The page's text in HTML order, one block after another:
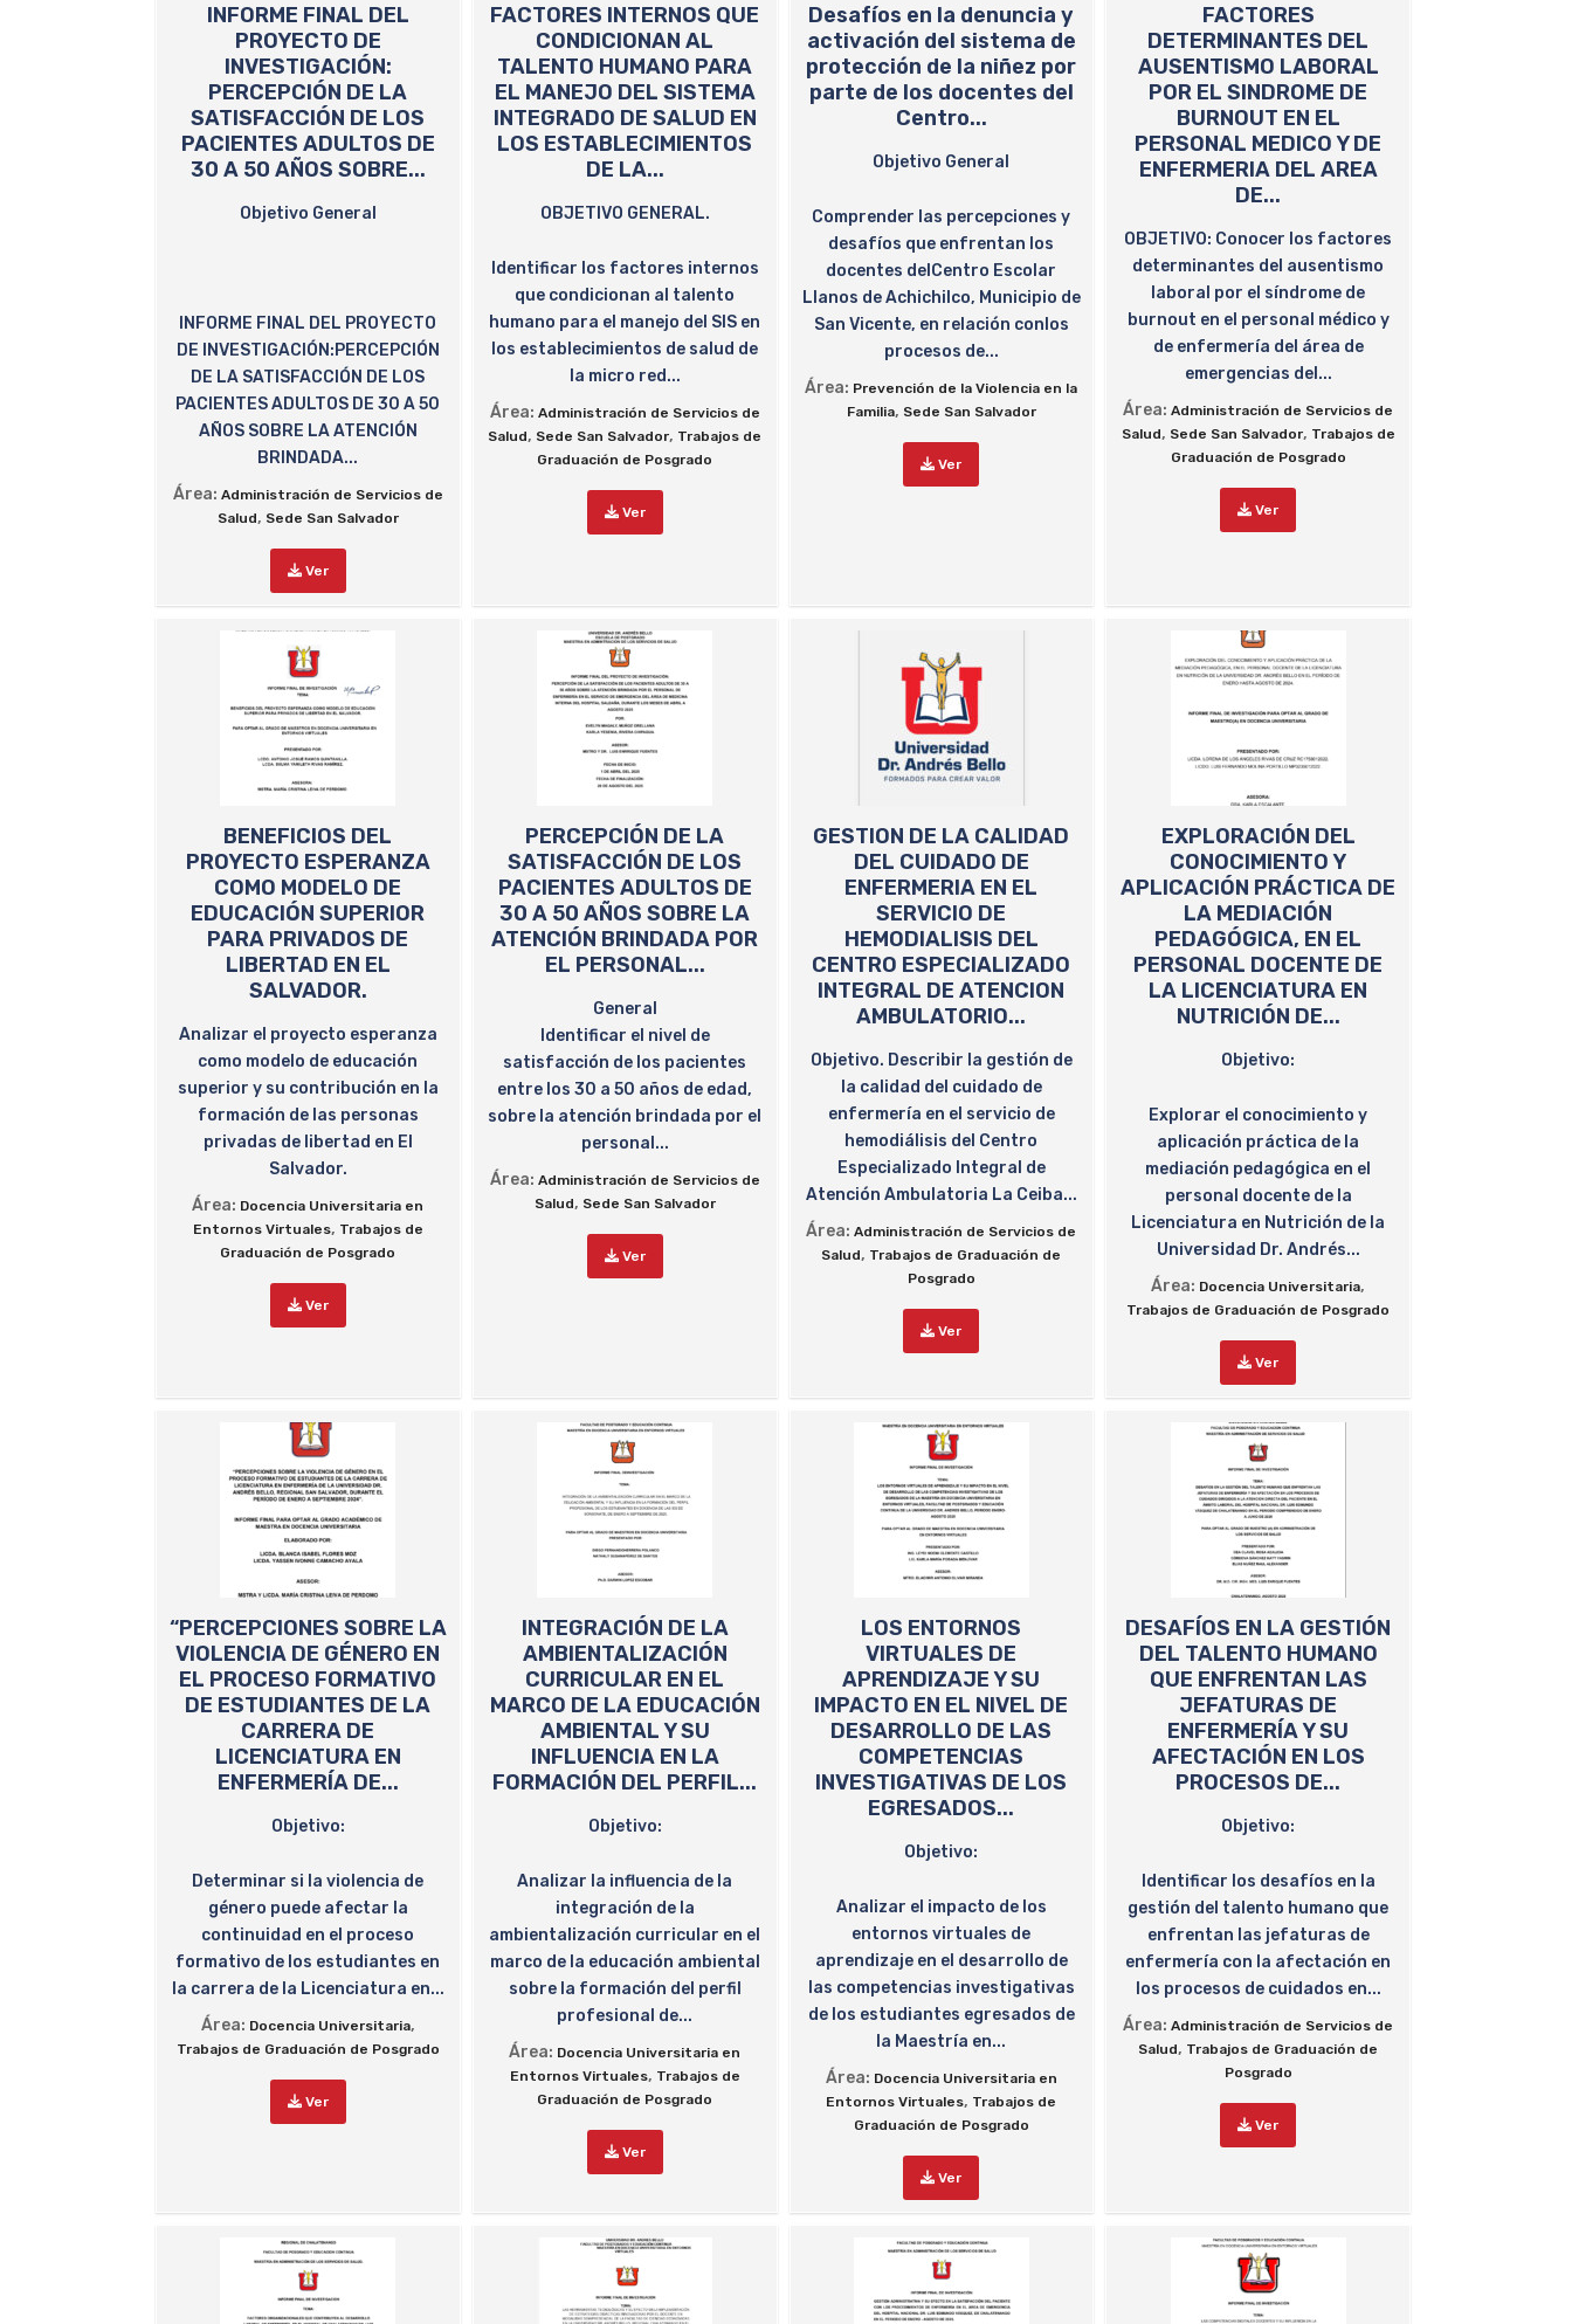
INFORME FINAL DEL
PROYECTO DE
INVESTIGACIÓN:
PERCEPCIÓN DE LA
SATISFACCIÓN DE LOS
PACIENTES ADULTOS DE
30 A 50 AÑOS SOBRE...
Objetivo General
INFORME FINAL DEL PROYECTO
DE INVESTIGACIÓN:PERCEPCIÓN
DE LA SATISFACCIÓN DE LOS
PACIENTES ADULTOS DE 30 A 50
AÑOS SOBRE LA ATENCIÓN
BRINDADA...
Área: Administración de Servicios de
Salud, Sede San Salvador
Ver
FACTORES INTERNOS QUE
CONDICIONAN AL
TALENTO HUMANO PARA
EL MANEJO DEL SISTEMA
INTEGRADO DE SALUD EN
LOS ESTABLECIMIENTOS
DE LA...
OBJETIVO GENERAL.
Identificar los factores internos
que condicionan al talento
humano para el manejo del SIS en
los establecimientos de salud de
la micro red...
Área: Administración de Servicios de
Salud, Sede San Salvador, Trabajos de
Graduación de Posgrado
Ver
Desafíos en la denuncia y
activación del sistema de
protección de la niñez por
parte de los docentes del
Centro...
Objetivo General
Comprender las percepciones y
desafíos que enfrentan los
docentes delCentro Escolar
Llanos de Achichilco, Municipio de
San Vicente, en relación conlos
procesos de...
Área: Prevención de la Violencia en la
Familia, Sede San Salvador
Ver
FACTORES
DETERMINANTES DEL
AUSENTISMO LABORAL
POR EL SINDROME DE
BURNOUT EN EL
PERSONAL MEDICO Y DE
ENFERMERIA DEL AREA
DE...
OBJETIVO: Conocer los factores
determinantes del ausentismo
laboral por el síndrome de
burnout en el personal médico y
de enfermería del área de
emergencias del...
Área:Administración de Servicios de
Salud, Sede San Salvador, Trabajos de
Graduación de Posgrado
Ver
BENEFICIOS DEL
PROYECTO ESPERANZA
COMO MODELO DE
EDUCACIÓN SUPERIOR
PARA PRIVADOS DE
LIBERTAD EN EL
SALVADOR.
Analizar el proyecto esperanza
como modelo de educación
superior y su contribución en la
formación de las personas
privadas de libertad en El
Salvador.
Área: Docencia Universitaria en
Entornos Virtuales, Trabajos de
Graduación de Posgrado
Ver
PERCEPCIÓN DE LA
SATISFACCIÓN DE LOS
PACIENTES ADULTOS DE
30 A 50 AÑOS SOBRE LA
ATENCIÓN BRINDADA POR
EL PERSONAL...
General
Identificar el nivel de
satisfacción de los pacientes
entre los 30 a 50 años de edad,
sobre la atención brindada por el
personal...
Área: Administración de Servicios de
Salud, Sede San Salvador
Ver
GESTION DE LA CALIDAD
DEL CUIDADO DE
ENFERMERIA EN EL
SERVICIO DE
HEMODIALISIS DEL
CENTRO ESPECIALIZADO
INTEGRAL DE ATENCION
AMBULATORIO...
Objetivo. Describir la gestión de
la calidad del cuidado de
enfermería en el servicio de
hemodiálisis del Centro
Especializado Integral de
Atención Ambulatoria La Ceiba...
Área:Administración de Servicios de
Salud, Trabajos de Graduación de
Posgrado
Ver
EXPLORACIÓN DEL
CONOCIMIENTO Y
APLICACIÓN PRÁCTICA DE
LA MEDIACIÓN
PEDAGÓGICA, EN EL
PERSONAL DOCENTE DE
LA LICENCIATURA EN
NUTRICIÓN DE...
Objetivo:
Explorar el conocimiento y
aplicación práctica de la
mediación pedagógica en el
personal docente de la
Licenciatura en Nutrición de la
Universidad Dr. Andrés...
Área: Docencia Universitaria,
Trabajos de Graduación de Posgrado
Ver
“PERCEPCIONES SOBRE LA
VIOLENCIA DE GÉNERO EN
EL PROCESO FORMATIVO
DE ESTUDIANTES DE LA
CARRERA DE
LICENCIATURA EN
ENFERMERÍA DE...
Objetivo:
Determinar si la violencia de
género puede afectar la
continuidad en el proceso
formativo de los estudiantes en
la carrera de la Licenciatura en...
Área: Docencia Universitaria,
Trabajos de Graduación de Posgrado
Ver
INTEGRACIÓN DE LA
AMBIENTALIZACIÓN
CURRICULAR EN EL
MARCO DE LA EDUCACIÓN
AMBIENTAL Y SU
INFLUENCIA EN LA
FORMACIÓN DEL PERFIL...
Objetivo:
Analizar la influencia de la
integración de la
ambientalización curricular en el
marco de la educación ambiental
sobre la formación del perfil
profesional de...
Área: Docencia Universitaria en
Entornos Virtuales, Trabajos de
Graduación de Posgrado
Ver
LOS ENTORNOS
VIRTUALES DE
APRENDIZAJE Y SU
IMPACTO EN EL NIVEL DE
DESARROLLO DE LAS
COMPETENCIAS
INVESTIGATIVAS DE LOS
EGRESADOS...
Objetivo:
Analizar el impacto de los
entornos virtuales de
aprendizaje en el desarrollo de
las competencias investigativas
de los estudiantes egresados de
la Maestría en...
Área: Docencia Universitaria en
Entornos Virtuales, Trabajos de
Graduación de Posgrado
Ver
DESAFÍOS EN LA GESTIÓN
DEL TALENTO HUMANO
QUE ENFRENTAN LAS
JEFATURAS DE
ENFERMERÍA Y SU
AFECTACIÓN EN LOS
PROCESOS DE...
Objetivo:
Identificar los desafíos en la
gestión del talento humano que
enfrentan las jefaturas de
enfermería con la afectación en
los procesos de cuidados en...
Área:Administración de Servicios de
Salud, Trabajos de Graduación de
Posgrado
Ver